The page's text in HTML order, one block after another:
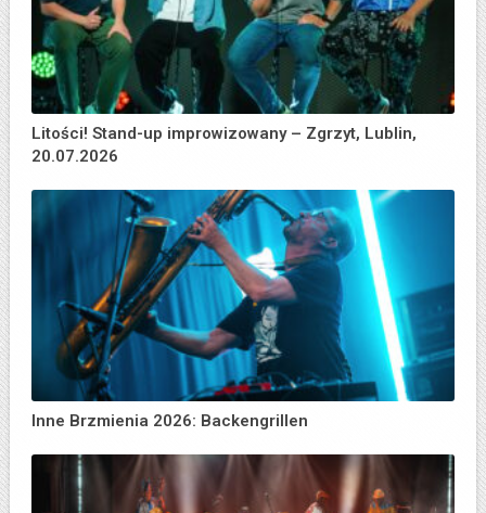
Litości! Stand-up improwizowany – Zgrzyt, Lublin,
20.07.2026
Inne Brzmienia 2026: Backengrillen